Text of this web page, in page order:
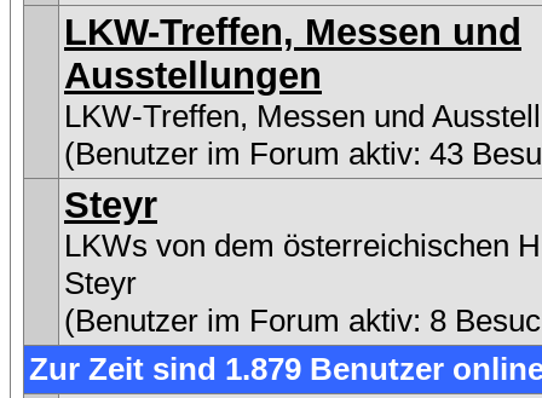
LKW-Treffen, Messen und
Ausstellungen
LKW-Treffen, Messen und
(Benutzer im Forum aktiv: 43
Steyr
LKWs von dem österreichischen
Steyr
(Benutzer im Forum aktiv: 8
Zur Zeit sind 1.879 Benutzer